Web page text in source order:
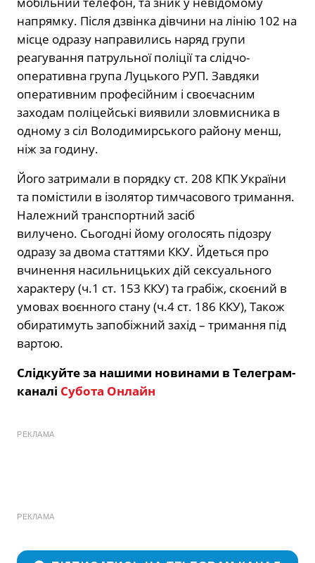
напрямку. Після дзвінка дівчини на лінію 102 на
місце одразу направились наряд групи
реагування патрульної поліції та слідчо-
оперативна група Луцького РУП. Завдяки
оперативним професійним і своєчасним
заходам поліцейські виявили зловмисника в
одному з сіл Володимирського району менш,
ніж за годину.
Його затримали в порядку ст. 208 КПК України
та помістили в ізолятор тимчасового тримання.
Належний транспортний засіб
вилучено. Сьогодні йому оголосять підозру
одразу за двома статтями ККУ. Йдеться про
вчинення насильницьких дій сексуального
характеру (ч.1 ст. 153 ККУ) та грабіж, скоєний в
умовах воєнного стану (ч.4 ст. 186 ККУ), Також
обиратимуть запобіжний захід – тримання під
вартою.
Слідкуйте за нашими новинами в Телеграм-
каналі Субота Онлайн
РЕКЛАМА
РЕКЛАМА